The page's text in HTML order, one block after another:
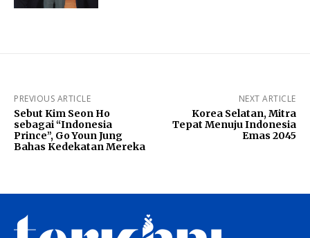
PREVIOUS ARTICLE
Sebut Kim Seon Ho
sebagai “Indonesia
Prince”, Go Youn Jung
Bahas Kedekatan Mereka
NEXT ARTICLE
Korea Selatan, Mitra
Tepat Menuju Indonesia
Emas 2045